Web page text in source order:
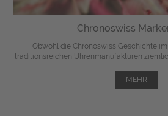
Chronoswiss
Obwohl die Chronoswiss Geschichte
traditionsreichen Uhrenmanufakturen
MEHR